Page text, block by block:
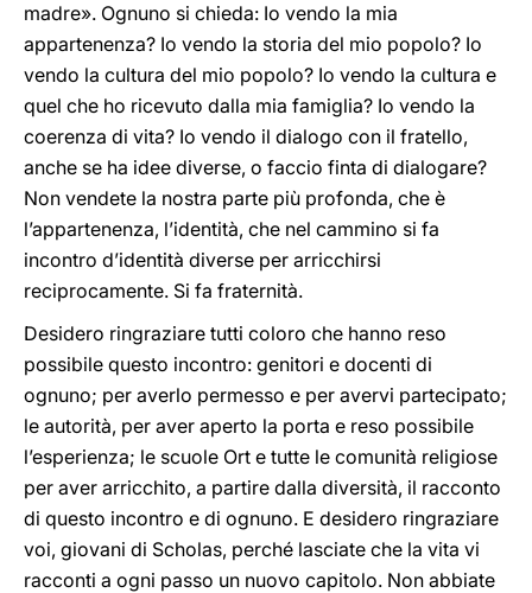
madre». Ognuno si chieda: Io vendo la mia
appartenenza? Io vendo la storia del mio popolo? Io
vendo la cultura del mio popolo? Io vendo la cultura e
quel che ho ricevuto dalla mia famiglia? Io vendo la
coerenza di vita? Io vendo il dialogo con il fratello,
anche se ha idee diverse, o faccio finta di dialogare?
Non vendete la nostra parte più profonda, che è
l’appartenenza, l’identità, che nel cammino si fa
incontro d’identità diverse per arricchirsi
reciprocamente. Si fa fraternità.
Desidero ringraziare tutti coloro che hanno reso
possibile questo incontro: genitori e docenti di
ognuno; per averlo permesso e per avervi partecipato;
le autorità, per aver aperto la porta e reso possibile
l’esperienza; le scuole Ort e tutte le comunità religiose
per aver arricchito, a partire dalla diversità, il racconto
di questo incontro e di ognuno. E desidero ringraziare
voi, giovani di Scholas, perché lasciate che la vita vi
racconti a ogni passo un nuovo capitolo. Non abbiate